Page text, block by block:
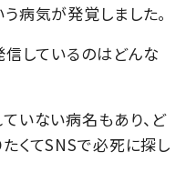
病気が発覚しました。
しているのはどんな
いない病名もあり、ど
くてSNSで必死に探し